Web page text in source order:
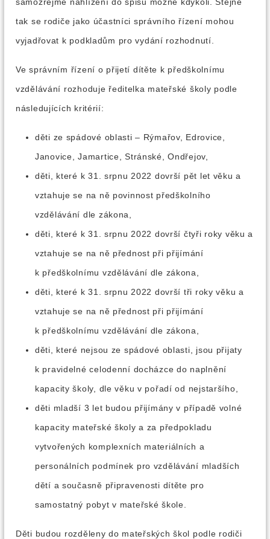
tak se rodiče jako účastníci správního řízení mohou
vyjadřovat k podkladům pro vydání rozhodnutí.
Ve správním řízení o přijetí dítěte k předškolnímu
vzdělávání rozhoduje ředitelka mateřské školy podle
následujících kritérií:
děti ze spádové oblasti – Rýmařov, Edrovice,
Janovice, Jamartice, Stránské, Ondřejov,
děti, které k 31. srpnu 2022 dovrší pět let věku a
vztahuje se na ně povinnost předškolního
vzdělávání dle zákona,
děti, které k 31. srpnu 2022 dovrší čtyři roky věku a
vztahuje se na ně přednost při přijímání
k předškolnímu vzdělávání dle zákona,
děti, které k 31. srpnu 2022 dovrší tři roky věku a
vztahuje se na ně přednost při přijímání
k předškolnímu vzdělávání dle zákona,
děti, které nejsou ze spádové oblasti, jsou přijaty
k pravidelné celodenní docházce do naplnění
kapacity školy, dle věku v pořadí od nejstaršího,
děti mladší 3 let budou přijímány v případě volné
kapacity mateřské školy a za předpokladu
vytvořených komplexních materiálních a
personálních podmínek pro vzdělávání mladších
dětí a současně připravenosti dítěte pro
samostatný pobyt v mateřské škole.
Děti budou rozděleny do mateřských škol podle rodiči